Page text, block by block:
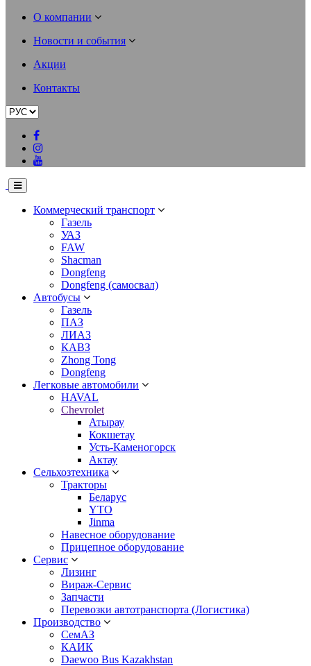
О компании
Новости и события
Акции
Контакты
Коммерческий транспорт
Газель
УАЗ
FAW
Shacman
Dongfeng
Dongfeng (самосвал)
Автобусы
Газель
ПАЗ
ЛИАЗ
КАВЗ
Zhong Tong
Dongfeng
Легковые автомобили
HAVAL
Chevrolet
Атырау
Кокшетау
Усть-Каменогорск
Актау
Сельхозтехника
Тракторы
Беларус
YTO
Jinma
Навесное оборудование
Прицепное оборудование
Сервис
Лизинг
Вираж-Сервис
Запчасти
Перевозки автотранспорта (Логистика)
Производство
СемАЗ
КАИК
Daewoo Bus Kazakhstan